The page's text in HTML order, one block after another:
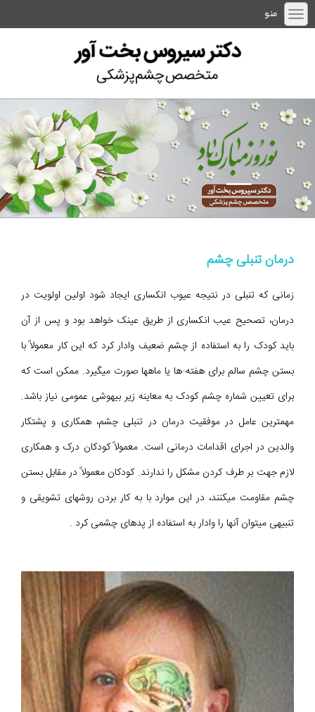
منو
درمان تنبلی چشم
زمانی که تنبلی در نتیجه عیوب انکساری ایجاد شود اولین اولویت در
درمان، تصحیح عیب انکساری از طریق عینک خواهد بود و پس از آن
باید کودک را به استفاده از چشم ضعیف وادار کرد که این کار معمولاً با
بستن چشم سالم برای هفته¬ها یا ماهها صورت میگیرد. ممکن است که
برای تعیین شماره چشم کودک به معاینه زیر بیهوشی عمومی نیاز باشد.
مهمترین عامل در موفقیت درمان در تنبلی چشم، همکاری و پشتکار
والدین در اجرای اقدامات درمانی است. معمولاً کودکان درک و همکاری
لازم جهت بر طرف کردن مشکل را ندارند. کودکان معمولاً در مقابل بستن
چشم مقاومت میکنند، در این موارد با به کار بردن روشهای تشویقی و
تنبیهی میتوان آنها را وادار به استفاده از پدهای چشمی کرد .